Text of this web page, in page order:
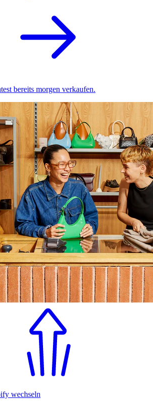
bereits morgen verkaufen.
wechseln